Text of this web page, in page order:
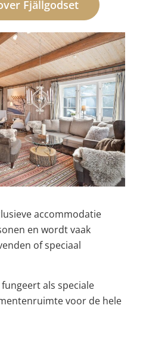
Fjällgodset
accommodatie
en wordt vaak
of speciaal
als speciale
voor de hele